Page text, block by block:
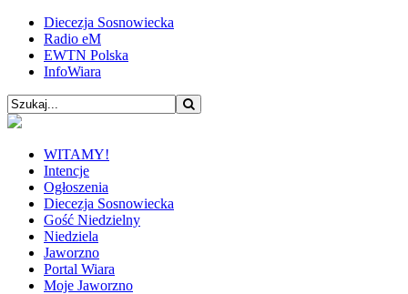
Diecezja Sosnowiecka
Radio eM
EWTN Polska
InfoWiara
WITAMY!
Intencje
Ogłoszenia
Diecezja Sosnowiecka
Gość Niedzielny
Niedziela
Jaworzno
Portal Wiara
Moje Jaworzno